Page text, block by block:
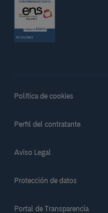
Política de cookies
Perfil del contratante
Aviso Legal
Protección de datos
Portal de Transparencia